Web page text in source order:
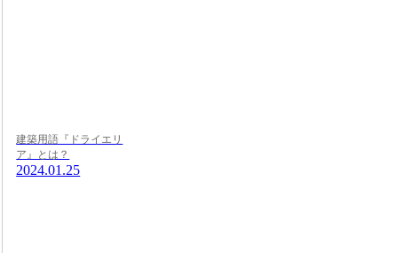
建築用語『ドライエリ
ア』とは？
2024.01.25